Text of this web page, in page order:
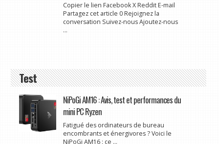
Copier le lien Facebook X Reddit E-mail
Partagez cet article 0 Rejoignez la
conversation Suivez-nous Ajoutez-nous
...
Test
NiPoGi AM16 : Avis, test et performances du
mini PC Ryzen
Fatigué des ordinateurs de bureau
encombrants et énergivores ? Voici le
NiPoGi AM16 : ce ...